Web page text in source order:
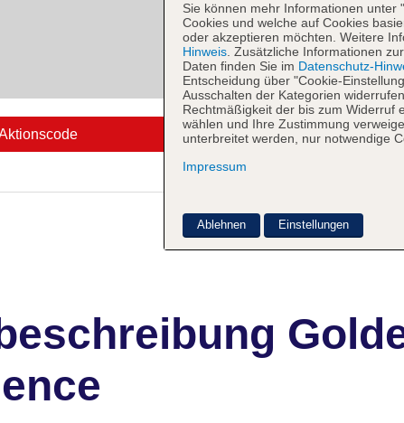
Sie können mehr Informationen unter
Cookies und welche auf Cookies
oder akzeptieren möchten. Weitere
Hinweis . Zusätzliche Informationen
Daten finden Sie im Datenschutz-
Entscheidung über "Cookie-
Ausschalten der Kategorien
Rechtmäßigkeit der bis zum Widerruf
wählen und Ihre Zustimmung
unterbreitet werden, nur notwendige
Impressum
Ablehnen Einstellungen